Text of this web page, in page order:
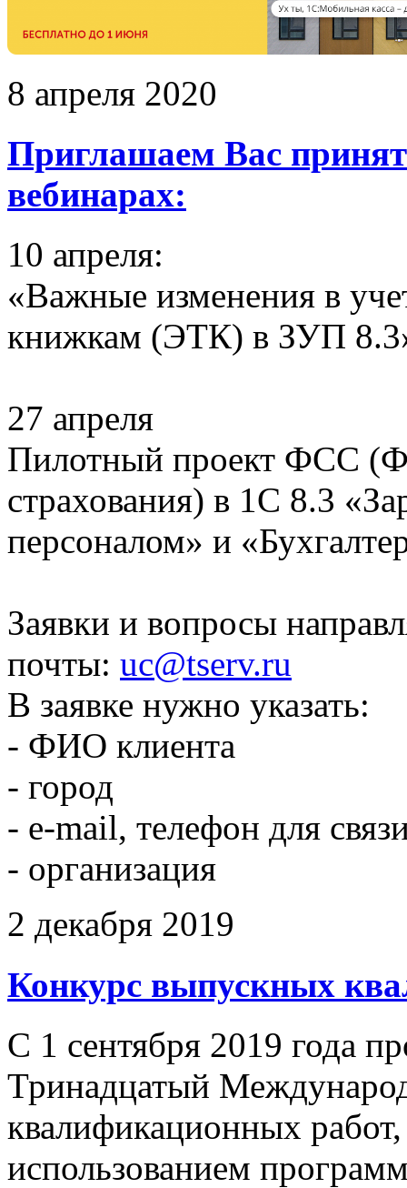
8 апреля 2020
Приглашаем Вас
вебинарах:
10 апреля:
«Важные изменения в
книжкам (ЭТК) в ЗУП
27 апреля
Пилотный проект ФСС
страхования) в 1С 8.3
персоналом» и
Заявки и вопросы
почты: uc@tserv.ru
В заявке нужно указать:
- ФИО клиента
- город
- e-mail, телефон для
- организация
2 декабря 2019
Конкурс выпускных
С 1 сентября 2019 года
Тринадцатый
квалификационных
использованием